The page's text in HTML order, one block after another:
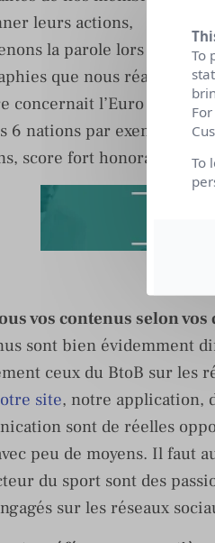
leurs actions,
la parole lors des
que nous réalisons
concernait l’Euro de
6 nations par exemple).
score fort honorable
vos contenus selon
sont bien évidemment
ceux du BtoB sur les
site, notre application,
sont de réelles
peu de moyens. Il faut
du sport sont des
sur les réseaux
To
To